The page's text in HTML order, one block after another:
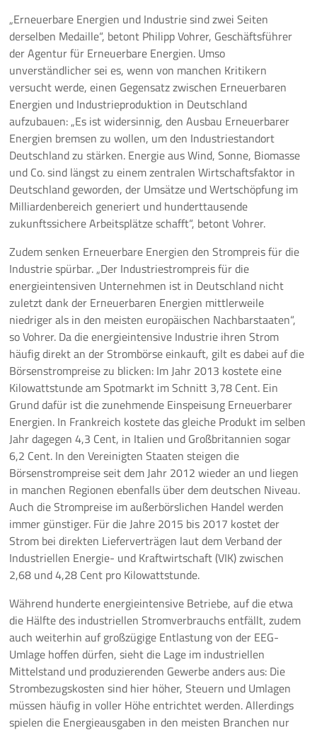
Akkreditierung
Mehr
„Erneuerbare Energien und Industrie sind zwei Seiten
derselben Medaille“, betont Philipp Vohrer, Geschäftsführer
der Agentur für Erneuerbare Energien. Umso
unverständlicher sei es, wenn von manchen Kritikern
versucht werde, einen Gegensatz zwischen Erneuerbaren
Energien und Industrieproduktion in Deutschland
aufzubauen: „Es ist widersinnig, den Ausbau Erneuerbarer
Energien bremsen zu wollen, um den Industriestandort
Deutschland zu stärken. Energie aus Wind, Sonne, Biomasse
und Co. sind längst zu einem zentralen Wirtschaftsfaktor in
Deutschland geworden, der Umsätze und Wertschöpfung im
Milliardenbereich generiert und hunderttausende
zukunftssichere Arbeitsplätze schafft“, betont Vohrer.
Zudem senken Erneuerbare Energien den Strompreis für die
Industrie spürbar. „Der Industriestrompreis für die
energieintensiven Unternehmen ist in Deutschland nicht
zuletzt dank der Erneuerbaren Energien mittlerweile
niedriger als in den meisten europäischen Nachbarstaaten“,
so Vohrer. Da die energieintensive Industrie ihren Strom
häufig direkt an der Strombörse einkauft, gilt es dabei auf die
Börsenstrompreise zu blicken: Im Jahr 2013 kostete eine
Kilowattstunde am Spotmarkt im Schnitt 3,78 Cent. Ein
Grund dafür ist die zunehmende Einspeisung Erneuerbarer
Energien. In Frankreich kostete das gleiche Produkt im selben
Jahr dagegen 4,3 Cent, in Italien und Großbritannien sogar
6,2 Cent. In den Vereinigten Staaten steigen die
Börsenstrompreise seit dem Jahr 2012 wieder an und liegen
in manchen Regionen ebenfalls über dem deutschen Niveau.
Auch die Strompreise im außerbörslichen Handel werden
immer günstiger. Für die Jahre 2015 bis 2017 kostet der
Strom bei direkten Lieferverträgen laut dem Verband der
Industriellen Energie- und Kraftwirtschaft (VIK) zwischen
2,68 und 4,28 Cent pro Kilowattstunde.
Während hunderte energieintensive Betriebe, auf die etwa
die Hälfte des industriellen Stromverbrauchs entfällt, zudem
auch weiterhin auf großzügige Entlastung von der EEG-
Umlage hoffen dürfen, sieht die Lage im industriellen
Mittelstand und produzierenden Gewerbe anders aus: Die
Strombezugskosten sind hier höher, Steuern und Umlagen
müssen häufig in voller Höhe entrichtet werden. Allerdings
spielen die Energieausgaben in den meisten Branchen nur